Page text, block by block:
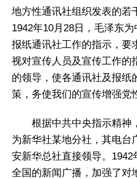
地方性通讯社组织发表的若
1942年10月28日，毛泽东
报纸通讯社工作的指示，要
视对宣传人员及宣传工作的
的领导，使各通讯社及报纸
策，务使我们的宣传增强党性
根据中共中央指示精神
为新华社某地分社，其电台
安新华总社直接领导。
全国的新闻广播，加强了对